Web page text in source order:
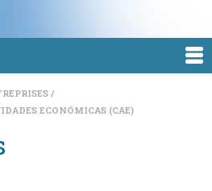
ECONÓMICAS (CAE)